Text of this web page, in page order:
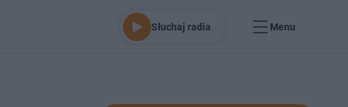
Słuchaj radia Menu